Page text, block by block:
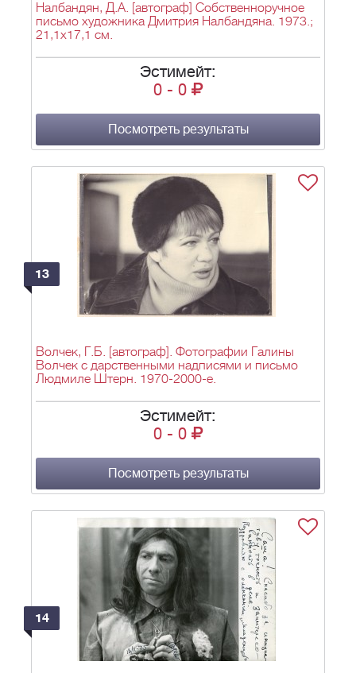
Налбандян, Д.А. [автограф] Собственноручное
письмо художника Дмитрия Налбандяна. 1973.;
21,1х17,1 см.
Эстимейт:
0 - 0
Посмотреть результаты
13
Волчек, Г.Б. [автограф]. Фотографии Галины
Волчек с дарственными надписями и письмо
Людмиле Штерн. 1970-2000-е.
Эстимейт:
0 - 0
Посмотреть результаты
14